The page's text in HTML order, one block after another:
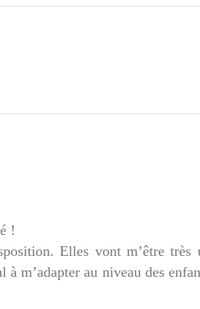
!
Elles vont m’être
m’adapter au niveau des